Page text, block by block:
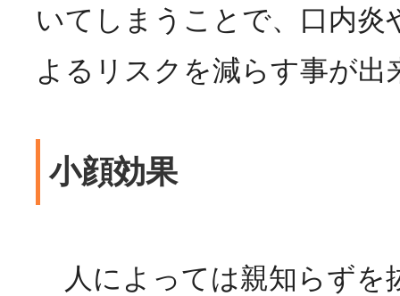
いてしまうことで、口内炎
よるリスクを減らす事が
小顔効果
人によっては親知らずを